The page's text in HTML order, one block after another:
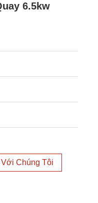
6.5kw
Với Chúng Tôi